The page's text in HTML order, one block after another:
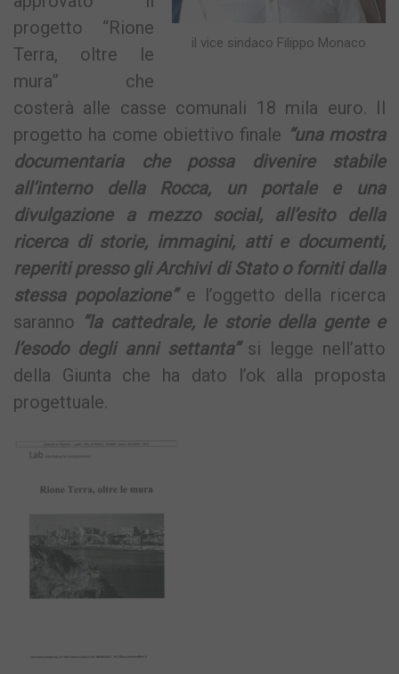
il vice sindaco Filippo Monaco
progetto “Rione
Terra, oltre le
mura” che
costerà alle casse comunali 18 mila euro. Il
progetto ha come obiettivo finale “una mostra
documentaria che possa divenire stabile
all’interno della Rocca, un portale e una
divulgazione a mezzo social, all’esito della
ricerca di storie, immagini, atti e documenti,
reperiti presso gli Archivi di Stato o forniti dalla
stessa popolazione”e l’oggetto della ricerca
saranno “la cattedrale, le storie della gente e
l’esodo degli anni settanta” si legge nell’atto
della Giunta che ha dato l’ok alla proposta
progettuale.